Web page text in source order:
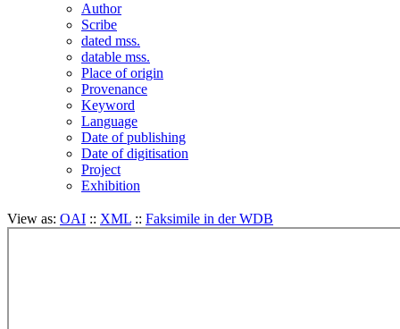
Author
Scribe
dated mss.
datable mss.
Place of origin
Provenance
Keyword
Language
Date of publishing
Date of digitisation
Project
Exhibition
View as: OAI :: XML :: Faksimile in der WDB